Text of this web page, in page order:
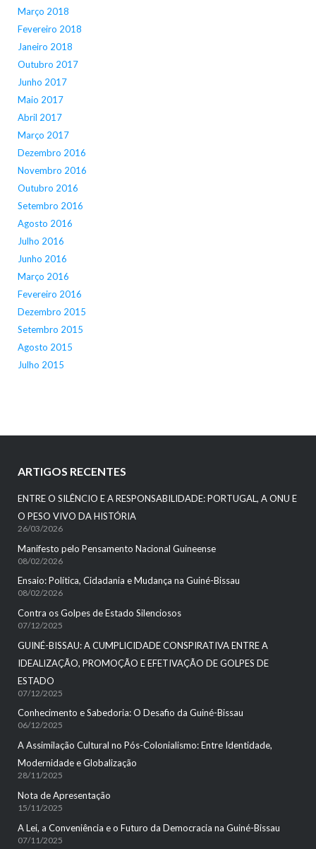
Março 2018
Fevereiro 2018
Janeiro 2018
Outubro 2017
Junho 2017
Maio 2017
Abril 2017
Março 2017
Dezembro 2016
Novembro 2016
Outubro 2016
Setembro 2016
Agosto 2016
Julho 2016
Junho 2016
Março 2016
Fevereiro 2016
Dezembro 2015
Setembro 2015
Agosto 2015
Julho 2015
ARTIGOS RECENTES
ENTRE O SILÊNCIO E A RESPONSABILIDADE: PORTUGAL, A ONU E
O PESO VIVO DA HISTÓRIA
26/03/2026
Manifesto pelo Pensamento Nacional Guineense
08/02/2026
Ensaio: Política, Cidadania e Mudança na Guiné-Bissau
08/02/2026
Contra os Golpes de Estado Silenciosos
07/12/2025
GUINÉ-BISSAU: A CUMPLICIDADE CONSPIRATIVA ENTRE A
IDEALIZAÇÃO, PROMOÇÃO E EFETIVAÇÃO DE GOLPES DE
ESTADO
07/12/2025
Conhecimento e Sabedoria: O Desafio da Guiné-Bissau
06/12/2025
A Assimilação Cultural no Pós-Colonialismo: Entre Identidade,
Modernidade e Globalização
28/11/2025
Nota de Apresentação
15/11/2025
A Lei, a Conveniência e o Futuro da Democracia na Guiné-Bissau
07/11/2025